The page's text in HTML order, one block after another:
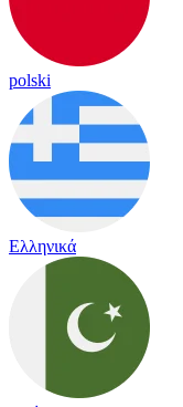
polski
Ελληνικά